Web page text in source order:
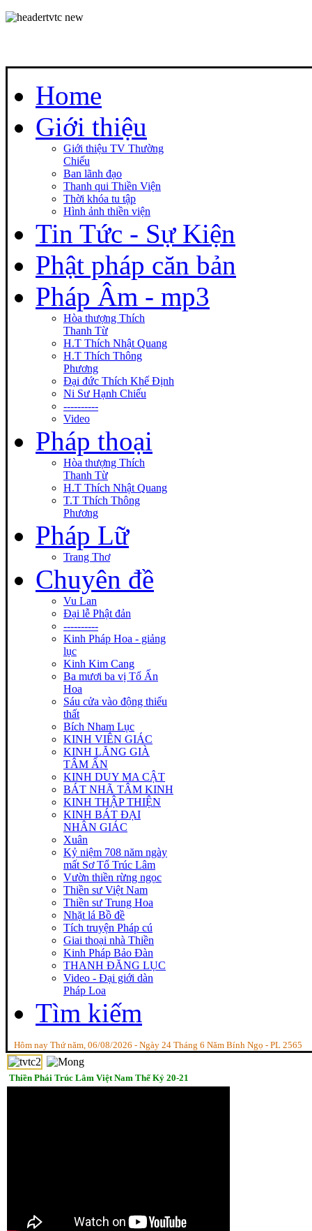
Home
Giới thiệu
Giới thiệu TV Thường
Chiếu
Ban lãnh đạo
Thanh qui Thiền Viện
Thời khóa tu tập
Hình ảnh thiền viện
Tin Tức - Sự Kiện
Phật pháp căn bản
Pháp Âm - mp3
Hòa thượng Thích
Thanh Từ
H.T Thích Nhật Quang
H.T Thích Thông
Phương
Đại đức Thích Khế Định
Ni Sư Hạnh Chiếu
----------
Video
Pháp thoại
Hòa thượng Thích
Thanh Từ
H.T Thích Nhật Quang
T.T Thích Thông
Phương
Pháp Lữ
Trang Thơ
Chuyên đề
Vu Lan
Đại lễ Phật đản
----------
Kinh Pháp Hoa - giảng
lục
Kinh Kim Cang
Ba mươi ba vị Tổ Ấn
Hoa
Sáu cửa vào động thiếu
thất
Bích Nham Lục
KINH VIÊN GIÁC
KINH LĂNG GIÀ
TÂM ẤN
KINH DUY MA CẬT
BÁT NHÃ TÂM KINH
KINH THẬP THIỆN
KINH BÁT ĐẠI
NHÂN GIÁC
Xuân
Kỷ niệm 708 năm ngày
mất Sơ Tổ Trúc Lâm
Vườn thiền rừng ngọc
Thiền sư Việt Nam
Thiền sư Trung Hoa
Nhặt lá Bồ đề
Tích truyện Pháp cú
Giai thoại nhà Thiền
Kinh Pháp Bảo Đàn
THANH ĐĂNG LỤC
Video - Đại giới dàn
Pháp Loa
Tìm kiếm
Hôm nay Thứ năm, 06/08/2026 - Ngày 24 Tháng 6 Năm Bính Ngọ - PL 2565
cần giữa phóng dật, Tỉnh thức giữa quần mê, Người trí như ngựa phi, Bỏ
Thiền Phái Trúc Lâm Việt Nam Thế Kỷ 20-21